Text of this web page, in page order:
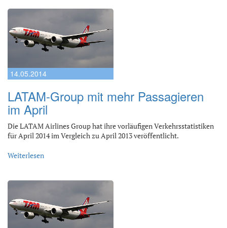
14.05.2014
LATAM-Group mit mehr Passagieren
im April
Die LATAM Airlines Group hat ihre vorläufigen Verkehrsstatistiken
für April 2014 im Vergleich zu April 2013 veröffentlicht.
Weiterlesen